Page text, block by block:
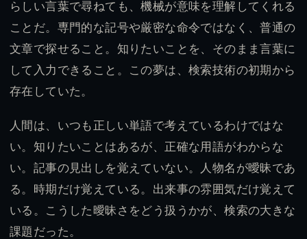
らしい言葉で尋ねても、機械が意味を理解してくれる
ことだ。専門的な記号や厳密な命令ではなく、普通の
文章で探せること。知りたいことを、そのまま言葉に
して入力できること。この夢は、検索技術の初期から
存在していた。
人間は、いつも正しい単語で考えているわけではな
い。知りたいことはあるが、正確な用語がわからな
い。記事の見出しを覚えていない。人物名が曖昧であ
る。時期だけ覚えている。出来事の雰囲気だけ覚えて
いる。こうした曖昧さをどう扱うかが、検索の大きな
課題だった。